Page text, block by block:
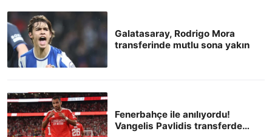
Galatasaray, Rodrigo Mora
transferinde mutlu sona yakın
Fenerbahçe ile anılıyordu!
Vangelis Pavlidis transferde